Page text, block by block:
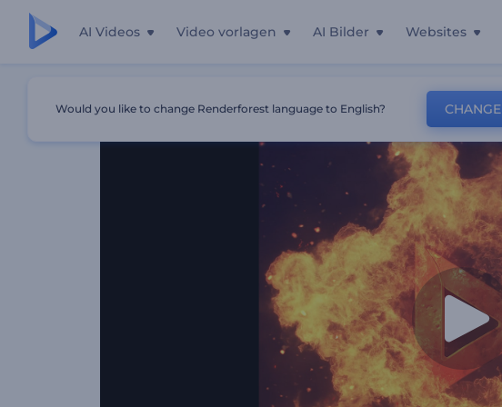
AI Videos Video vorlagen AI Bilder Websites
Would you like to change Renderforest language to English? CHANGE